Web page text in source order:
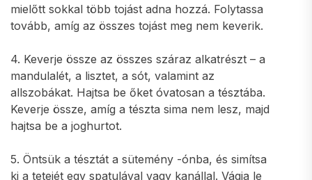
mielőtt sokkal több tojást adna hozzá. Folytassa
tovább, amíg az összes tojást meg nem keverik.
4. Keverje össze az összes száraz alkatrészt – a
mandulalét, a lisztet, a sót, valamint az
allszobákat. Hajtsa be őket óvatosan a tésztába.
Keverje össze, amíg a tészta sima nem lesz, majd
hajtsa be a joghurtot.
5. Öntsük a tésztát a sütemény -ónba, és simítsa
ki a tetejét egy spatulával vagy kanállal. Vágja le